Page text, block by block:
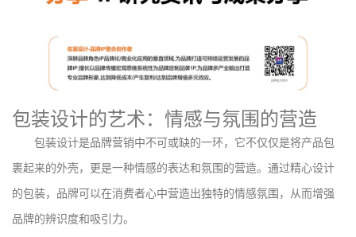
包装设计的艺术：情感与氛围的营造
包装设计是品牌营销中不可或缺的一环，它不仅仅是将产品包
裹起来的外壳，更是一种情感的表达和氛围的营造。通过精心设计
的包装，品牌可以在消费者心中营造出独特的情感氛围，从而增强
品牌的辨识度和吸引力。